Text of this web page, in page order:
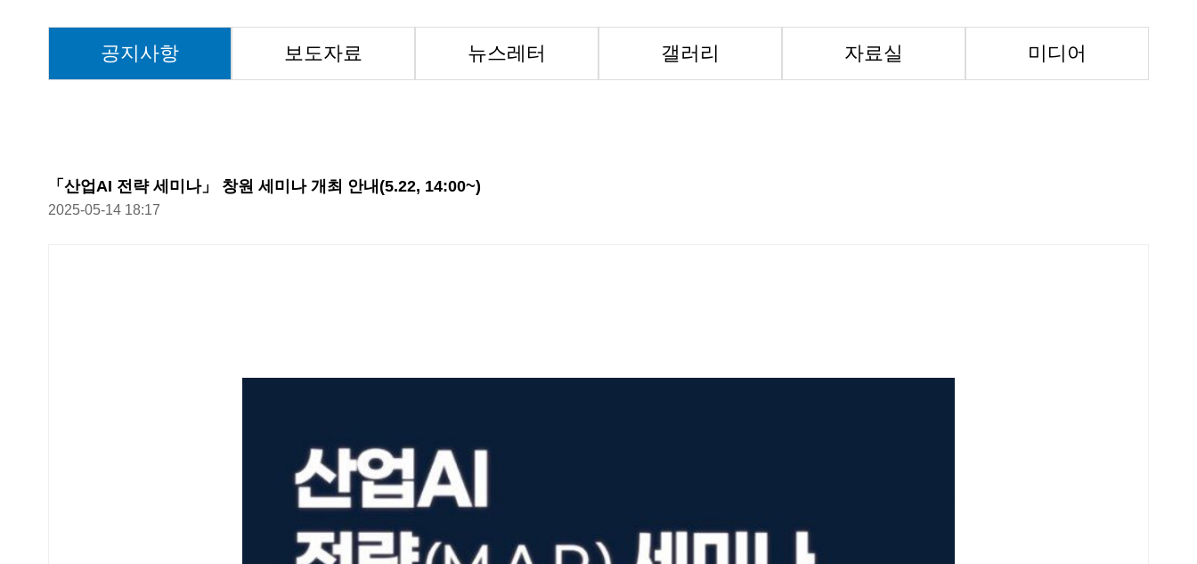
공지사항 보도자료 뉴스레터 갤러리 자료실 미디어
「산업AI 전략 세미나」 창원 세미나 개최 안내(5.22, 14:00~)
2025-05-14 18:17